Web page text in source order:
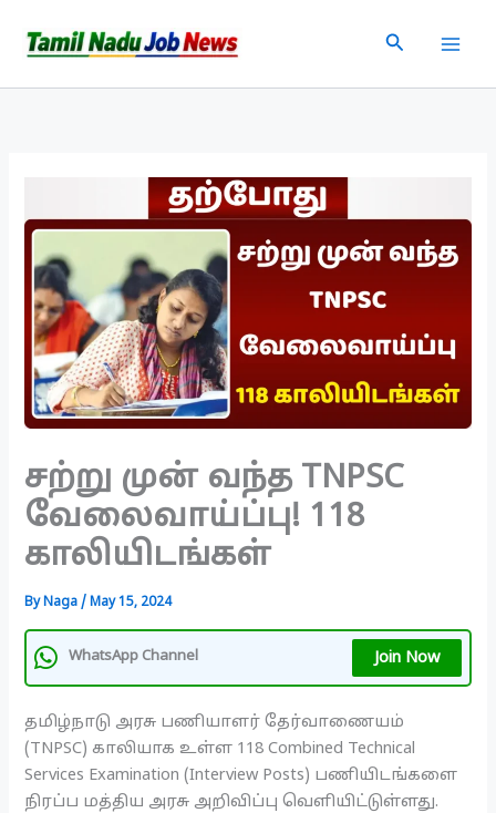
Search
சற்று முன் வந்த TNPSC
வேலைவாய்ப்பு! 118
காலியிடங்கள்
ByNaga/May 15, 2024
WhatsApp Channel Join Now
தமிழ்நாடு அரசு பணியாளர் தேர்வாணையம்
(TNPSC) காலியாக உள்ள 118 Combined Technical
Services Examination (Interview Posts) பணியிடங்களை
நிரப்ப மத்திய அரசு அறிவிப்பு வெளியிட்டுள்ளது.